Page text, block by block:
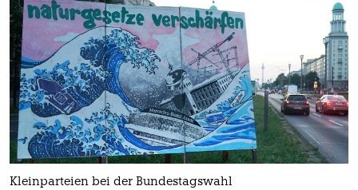
Kleinparteien bei der Bundestagswahl